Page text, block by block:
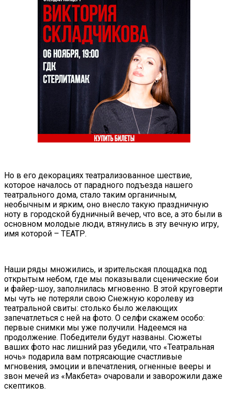
Но в его декорациях театрализованное шествие,
которое началось от парадного подъезда нашего
театрального дома, стало таким органичным,
необычным и ярким, оно внесло такую праздничную
ноту в городской будничный вечер, что все, а это были в
основном молодые люди, втянулись в эту вечную игру,
имя которой – ТЕАТР.
Наши ряды множились, и зрительская площадка под
открытым небом, где мы показывали сценические бои
и файер-шоу, заполнилась мгновенно. В этой круговерти
мы чуть не потеряли свою Снежную королеву из
театральной свиты: столько было желающих
запечатлеться с ней на фото. О селфи скажем особо:
первые снимки мы уже получили. Надеемся на
продолжение. Победители будут названы. Сюжеты
ваших фото нас лишний раз убедили, что «Театральная
ночь» подарила вам потрясающие счастливые
мгновения, эмоции и впечатления, огненные вееры и
звон мечей из «Макбета» очаровали и заворожили даже
скептиков.